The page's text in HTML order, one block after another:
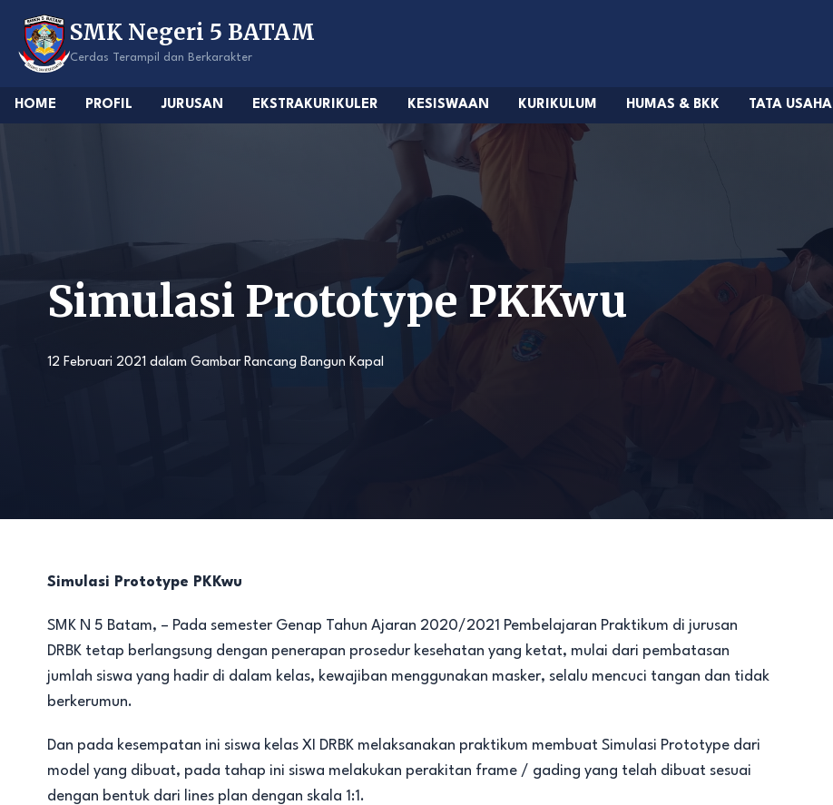
content
SMK Negeri 5 BATAM
Cerdas Terampil dan Berkarakter
HOME PROFIL JURUSAN EKSTRAKURIKULER KESISWAAN KURIKULUM HUMAS & BKK TATA USAHA
Simulasi Prototype PKKwu
12 Februari 2021 dalam Gambar Rancang Bangun Kapal
Simulasi Prototype PKKwu
SMK N 5 Batam, – Pada semester Genap Tahun Ajaran 2020/2021 Pembelajaran Praktikum di jurusan
DRBK tetap berlangsung dengan penerapan prosedur kesehatan yang ketat, mulai dari pembatasan
jumlah siswa yang hadir di dalam kelas, kewajiban menggunakan masker, selalu mencuci tangan dan tidak
berkerumun.
Dan pada kesempatan ini siswa kelas XI DRBK melaksanakan praktikum membuat Simulasi Prototype dari
model yang dibuat, pada tahap ini siswa melakukan perakitan frame / gading yang telah dibuat sesuai
dengan bentuk dari lines plan dengan skala 1:1.